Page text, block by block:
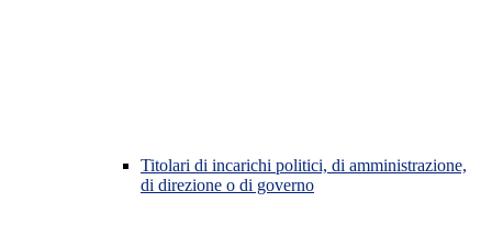
Titolari di incarichi politici, di amministrazione,
di direzione o di governo